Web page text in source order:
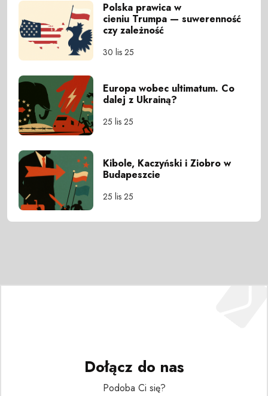
Polska prawica w
cieniu Trumpa — suwerenność
czy zależność
30 lis 25
Europa wobec ultimatum. Co
dalej z Ukrainą?
25 lis 25
Kibole, Kaczyński i Ziobro w
Budapeszcie
25 lis 25
Dołącz do nas
Podoba Ci się?